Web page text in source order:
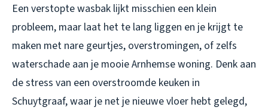
Een verstopte wasbak lijkt misschien een klein
probleem, maar laat het te lang liggen en je krijgt te
maken met nare geurtjes, overstromingen, of zelfs
waterschade aan je mooie Arnhemse woning. Denk aan
de stress van een overstroomde keuken in
Schuytgraaf, waar je net je nieuwe vloer hebt gelegd,